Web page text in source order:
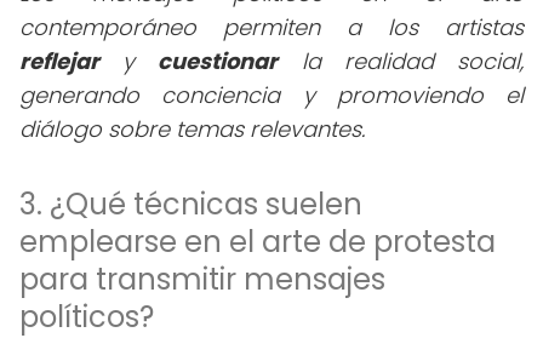
contemporáneo permiten a los artistas
reflejary cuestionarla realidad social,
generando conciencia y promoviendo el
diálogo sobre temas relevantes.
3. ¿Qué técnicas suelen
emplearse en el arte de protesta
para transmitir mensajes
políticos?